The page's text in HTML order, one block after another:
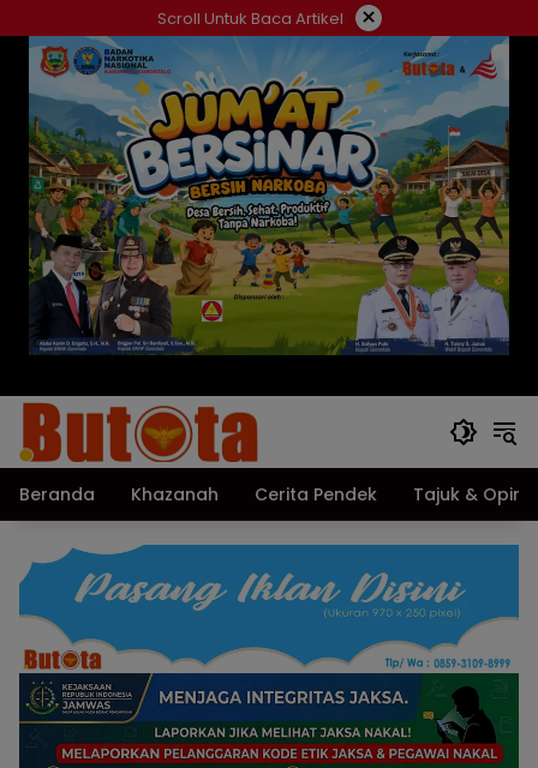
ke
konten
Scroll Untuk Baca Artikel ×
Beranda Khazanah Cerita Pendek Tajuk & Opini